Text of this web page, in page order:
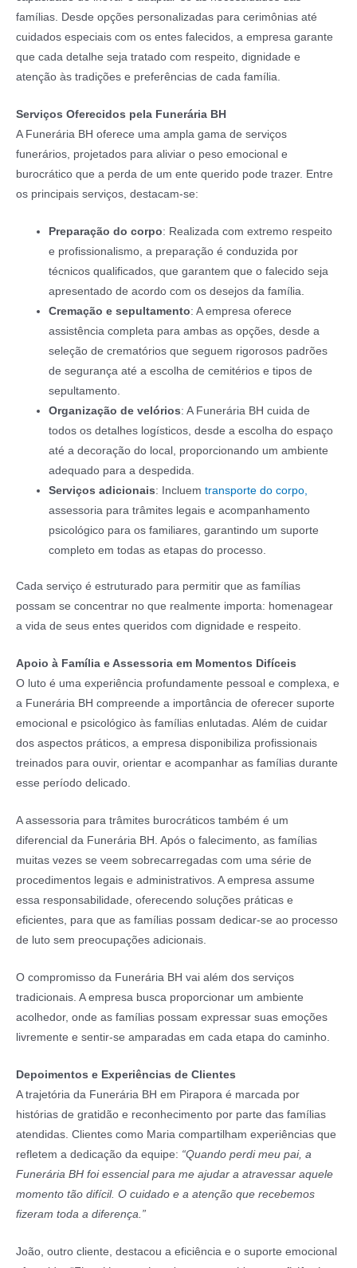
famílias. Desde opções personalizadas para cerimônias até
cuidados especiais com os entes falecidos, a empresa garante
que cada detalhe seja tratado com respeito, dignidade e
atenção às tradições e preferências de cada família.
Serviços Oferecidos pela Funerária BH
A Funerária BH oferece uma ampla gama de serviços
funerários, projetados para aliviar o peso emocional e
burocrático que a perda de um ente querido pode trazer. Entre
os principais serviços, destacam-se:
Preparação do corpo: Realizada com extremo respeito
e profissionalismo, a preparação é conduzida por
técnicos qualificados, que garantem que o falecido seja
apresentado de acordo com os desejos da família.
Cremação e sepultamento: A empresa oferece
assistência completa para ambas as opções, desde a
seleção de crematórios que seguem rigorosos padrões
de segurança até a escolha de cemitérios e tipos de
sepultamento.
Organização de velórios: A Funerária BH cuida de
todos os detalhes logísticos, desde a escolha do espaço
até a decoração do local, proporcionando um ambiente
adequado para a despedida.
Serviços adicionais: Incluemtransporte do corpo,
assessoria para trâmites legais e acompanhamento
psicológico para os familiares, garantindo um suporte
completo em todas as etapas do processo.
Cada serviço é estruturado para permitir que as famílias
possam se concentrar no que realmente importa: homenagear
a vida de seus entes queridos com dignidade e respeito.
Apoio à Família e Assessoria em Momentos Difíceis
O luto é uma experiência profundamente pessoal e complexa, e
a Funerária BH compreende a importância de oferecer suporte
emocional e psicológico às famílias enlutadas. Além de cuidar
dos aspectos práticos, a empresa disponibiliza profissionais
treinados para ouvir, orientar e acompanhar as famílias durante
esse período delicado.
A assessoria para trâmites burocráticos também é um
diferencial da Funerária BH. Após o falecimento, as famílias
muitas vezes se veem sobrecarregadas com uma série de
procedimentos legais e administrativos. A empresa assume
essa responsabilidade, oferecendo soluções práticas e
eficientes, para que as famílias possam dedicar-se ao processo
de luto sem preocupações adicionais.
O compromisso da Funerária BH vai além dos serviços
tradicionais. A empresa busca proporcionar um ambiente
acolhedor, onde as famílias possam expressar suas emoções
livremente e sentir-se amparadas em cada etapa do caminho.
Depoimentos e Experiências de Clientes
A trajetória da Funerária BH em Pirapora é marcada por
histórias de gratidão e reconhecimento por parte das famílias
atendidas. Clientes como Maria compartilham experiências que
refletem a dedicação da equipe: “Quando perdi meu pai, a
Funerária BH foi essencial para me ajudar a atravessar aquele
momento tão difícil. O cuidado e a atenção que recebemos
fizeram toda a diferença.”
João, outro cliente, destacou a eficiência e o suporte emocional